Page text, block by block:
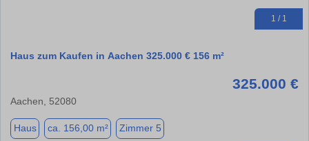
1 / 1
Haus zum Kaufen in Aachen 325.000 € 156 m²
325.000 €
Aachen, 52080
Haus ca. 156,00 m² Zimmer 5